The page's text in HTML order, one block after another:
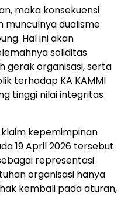
maka konsekuensi
munculnya dualisme
Hal ini akan
soliditas
gerak organisasi, serta
terhadap KA KAMMI
tinggi nilai integritas
kepemimpinan
19 April 2026 tersebut
representasi
organisasi hanya
kembali pada aturan,